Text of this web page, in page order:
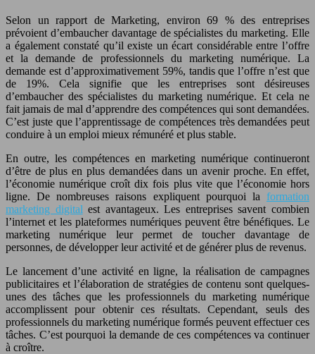
Selon un rapport de Marketing, environ 69 % des entreprises
prévoient d’embaucher davantage de spécialistes du marketing. Elle
a également constaté qu’il existe un écart considérable entre l’offre
et la demande de professionnels du marketing numérique. La
demande est d’approximativement 59%, tandis que l’offre n’est que
de 19%. Cela signifie que les entreprises sont désireuses
d’embaucher des spécialistes du marketing numérique. Et cela ne
fait jamais de mal d’apprendre des compétences qui sont demandées.
C’est juste que l’apprentissage de compétences très demandées peut
conduire à un emploi mieux rémunéré et plus stable.
En outre, les compétences en marketing numérique continueront
d’être de plus en plus demandées dans un avenir proche. En effet,
l’économie numérique croît dix fois plus vite que l’économie hors
ligne. De nombreuses raisons expliquent pourquoi la formation
marketing digital est avantageux. Les entreprises savent combien
l’internet et les plateformes numériques peuvent être bénéfiques. Le
marketing numérique leur permet de toucher davantage de
personnes, de développer leur activité et de générer plus de revenus.
Le lancement d’une activité en ligne, la réalisation de campagnes
publicitaires et l’élaboration de stratégies de contenu sont quelques-
unes des tâches que les professionnels du marketing numérique
accomplissent pour obtenir ces résultats. Cependant, seuls des
professionnels du marketing numérique formés peuvent effectuer ces
tâches. C’est pourquoi la demande de ces compétences va continuer
à croître.